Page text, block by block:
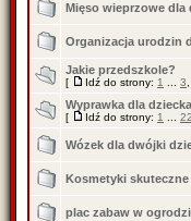
Mięso wieprzowe dla
Organizacja urodzin
Jakie przedszkole?
[ Idź do strony: 1 3
Wyprawka dla dziecka
[ Idź do strony: 1 22
Wózek dla dwójki
Kosmetyki skuteczne
plac zabaw w